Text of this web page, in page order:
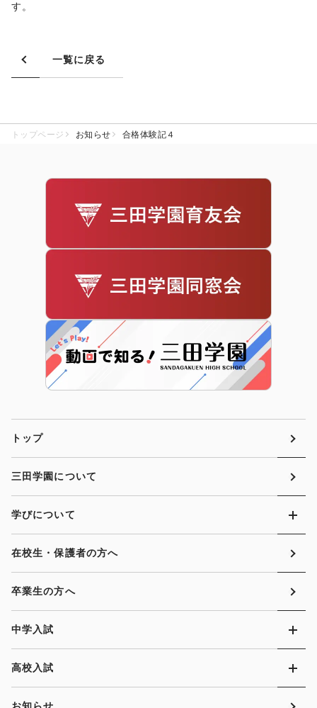
す。
一覧に戻る
トップページ お知らせ 合格体験記４
トップ
三田学園について
学びについて
在校生・保護者の方へ
卒業生の方へ
中学入試
高校入試